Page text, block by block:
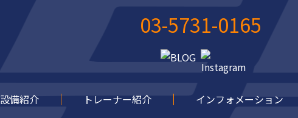
03-5731-0165
設備紹介 トレーナー紹介 インフォメーション